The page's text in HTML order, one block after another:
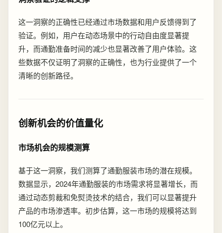
这一洞察的正确性已经通过市场数据和用户反馈得到了
验证。例如，用户在动态场景中的行动自由度显著提
升，而通勤准备时间的减少也显著改善了用户体验。这
些数据不仅证明了洞察的正确性，也为行业提供了一个
清晰的创新路径。
创新机会的价值量化
市场机会的规模测算
基于这一洞察，我们测算了通勤服装市场的潜在规模。
数据显示，2024年通勤服装的市场需求将显著增长，而
通过动态剪裁和免熨烫技术的结合，我们可以显著提升
产品的市场渗透率。初步估算，这一市场的规模将达到
100亿元以上。